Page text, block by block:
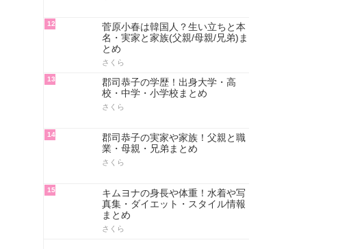
12
菅原小春は韓国人？生い立ちと本
名・実家と家族(父親/母親/兄弟)ま
とめ
さくら
13
郡司恭子の学歴！出身大学・高
校・中学・小学校まとめ
さくら
14
郡司恭子の実家や家族！父親と職
業・母親・兄弟まとめ
さくら
15
キムヨナの身長や体重！水着や写
真集・ダイエット・スタイル情報
まとめ
さくら